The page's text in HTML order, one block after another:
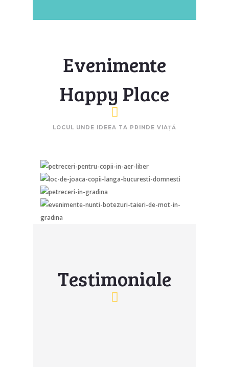
Evenimente
Happy Place
LOCUL UNDE IDEEA TA PRINDE VIAȚĂ
Testimoniale